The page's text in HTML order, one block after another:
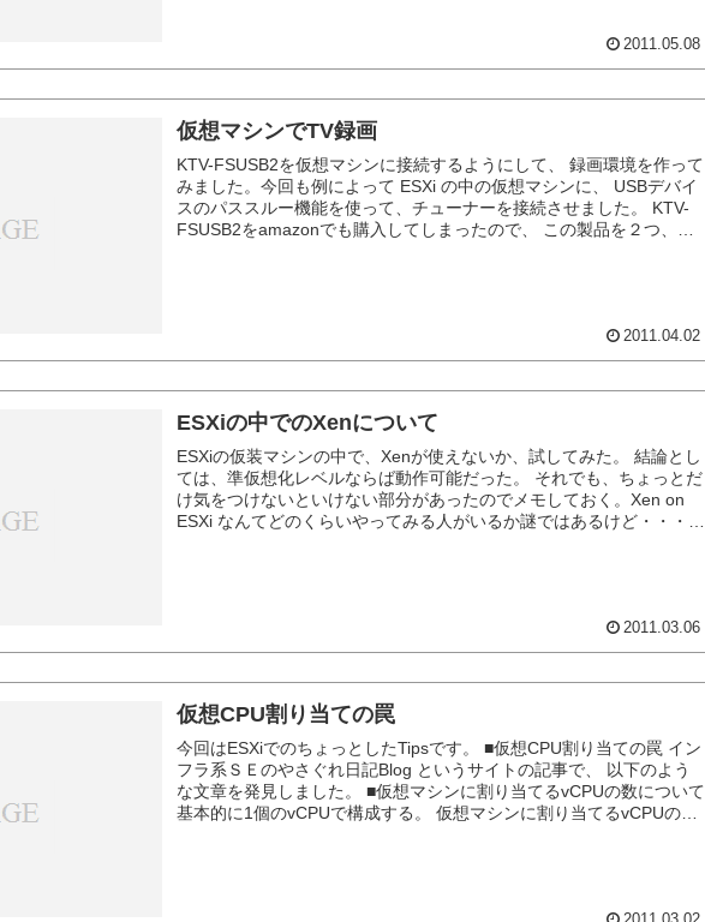
2011.05.08
仮想マシンでTV録画
KTV-FSUSB2を仮想マシンに接続するようにして、 録画環境を作って
みました。今回も例によって ESXi の中の仮想マシンに、 USBデバイ
スのパススルー機能を使って、チューナーを接続させました。 KTV-
FSUSB2をamazonでも購入してしまったので、 この製品を２つ、同
2011.04.02
ESXiの中でのXenについて
ESXiの仮装マシンの中で、Xenが使えないか、試してみた。 結論とし
ては、準仮想化レベルならば動作可能だった。 それでも、ちょっとだ
け気をつけないといけない部分があったのでメモしておく。Xen on
ESXi なんてどのくらいやってみる人がいるか謎ではあるけど・・・。
2011.03.06
仮想CPU割り当ての罠
今回はESXiでのちょっとしたTipsです。 ■仮想CPU割り当ての罠 イン
フラ系ＳＥのやさぐれ日記Blog というサイトの記事で、 以下のよう
な文章を発見しました。 ■仮想マシンに割り当てるvCPUの数について
基本的に1個のvCPUで構成する。 仮想マシンに割り当てるvCPUの数